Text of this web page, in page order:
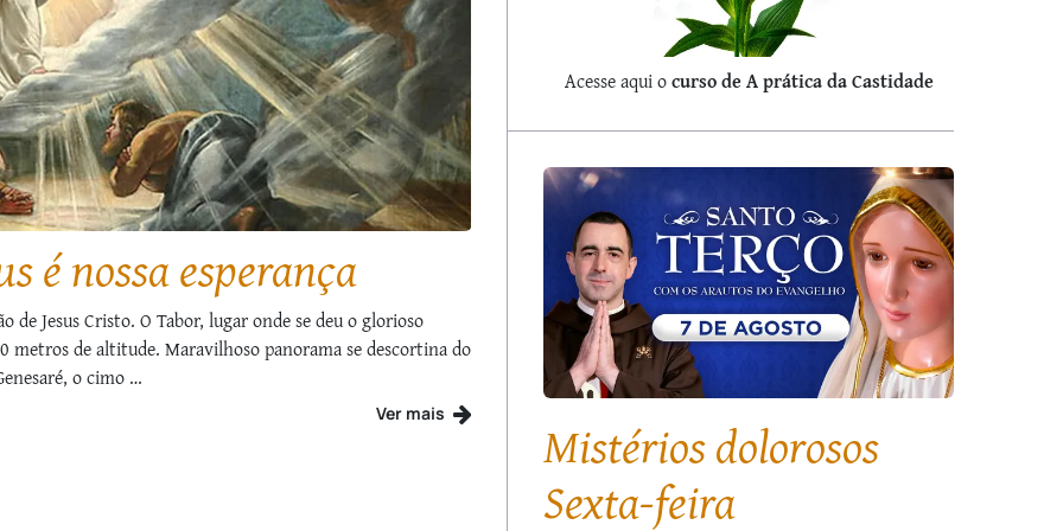
a Paróquia San Isidro
localizada na Vila Madrid, em Limpio, no Paraguai,
Kirthan Carlo, EP, dos Arautos do Evangelho, como novo
Adalberto Martínez, …
Missão Mariana Transforma
Maria do Carmelo, na Catania
A cidade de Catania, na Sicília, foi palco de profundas graças
ocasião da realização da Missão Mariana na Paróquia Santa Maria
comunidade paroquial em torno de momentos de intensa piedade,
ARAUTOS NO MUNDO
Acesse aqui ocurso de A prática da Castidade
Mistérios dolorosos
Sexta-feira